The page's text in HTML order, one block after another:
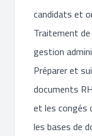
candidats et
Traitement
gestion
Préparer et
documents
et les congés
les bases de